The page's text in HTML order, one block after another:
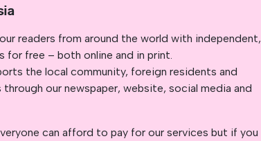
readers from around the world with independent,
for free – both online and in print.
the local community, foreign residents and
our newspaper, website, social media and
can afford to pay for our services but if you